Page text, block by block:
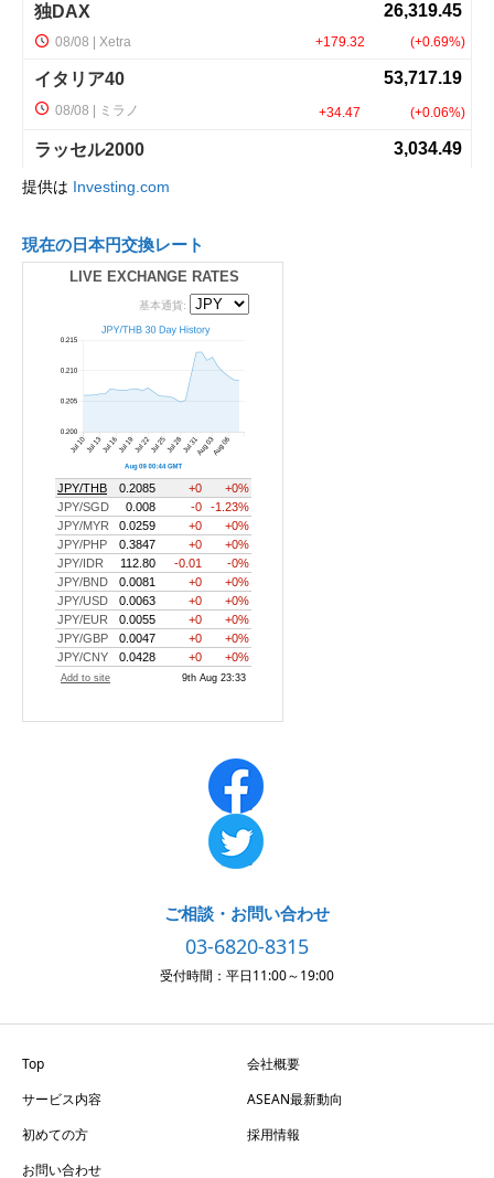
提供は Investing.com
現在の日本円交換レート
LIVE EXCHANGE RATES
ご相談・お問い合わせ
03-6820-8315
受付時間：平日11:00～19:00
Top
会社概要
サービス内容
ASEAN最新動向
初めての方
採用情報
お問い合わせ